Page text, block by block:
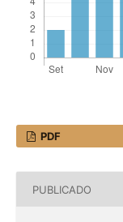
PDF
PUBLICADO